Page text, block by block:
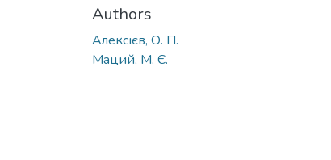
Authors
Алексієв, О. П.
Маций, М. Є.